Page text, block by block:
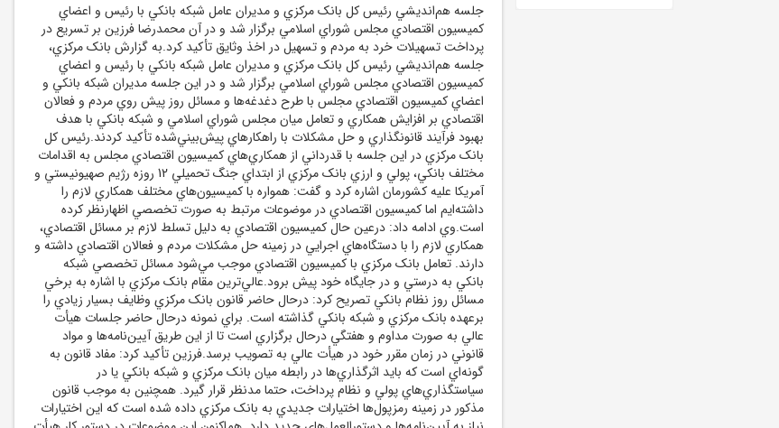
جلسه هم‌انديشي رئيس کل بانک مرکزي و مديران عامل شبکه بانکي با رئيس و اعضاي
کميسيون اقتصادي مجلس شوراي اسلامي برگزار شد و در آن محمدرضا فرزين بر تسريع در
پرداخت تسهيلات خرد به مردم و تسهيل در اخذ وثايق تأکيد کرد.به گزارش بانک مرکزي،
جلسه هم‌انديشي رئيس کل بانک مرکزي و مديران عامل شبکه بانکي با رئيس و اعضاي
کميسيون اقتصادي مجلس شوراي اسلامي برگزار شد و در اين جلسه مديران شبکه بانکي و
اعضاي کميسيون اقتصادي مجلس با طرح دغدغه‌ها و مسائل روز پيش روي مردم و فعالان
اقتصادي بر افزايش همکاري و تعامل ميان مجلس شوراي اسلامي و شبکه بانکي با هدف
بهبود فرآيند قانونگذاري و حل مشکلات با راهکارهاي پيش‌بيني‌شده تأکيد کردند.رئيس کل
بانک مرکزي در اين جلسه با قدرداني از همکاري‌هاي کميسيون اقتصادي مجلس به اقدامات
مختلف بانکي، پولي و ارزي بانک مرکزي از ابتداي جنگ تحميلي 12 روزه رژيم صهيونيستي و
آمريکا عليه کشورمان اشاره کرد و گفت: همواره با کميسيون‌هاي مختلف همکاري لازم را
داشته‌ايم اما کميسيون اقتصادي در موضوعات مرتبط به صورت تخصصي اظهارنظر کرده
است.وي ادامه داد: درعين حال کميسيون اقتصادي به دليل تسلط لازم بر مسائل اقتصادي،
همکاري لازم را با دستگاه‌هاي اجرايي در زمينه حل مشکلات مردم و فعالان اقتصادي داشته و
دارند. تعامل بانک مرکزي با کميسيون اقتصادي موجب مي‌شود مسائل تخصصي شبکه
بانکي به درستي و در جايگاه خود پيش برود.عالي‌ترين مقام بانک مرکزي با اشاره به برخي
مسائل روز نظام بانکي تصريح کرد: درحال حاضر قانون بانک مرکزي وظايف بسيار زيادي را
برعهده بانک مرکزي و شبکه بانکي گذاشته است. براي نمونه درحال حاضر جلسات هيأت
عالي به صورت مداوم و هفتگي درحال برگزاري است تا از اين طريق آيين‌نامه‌ها و مواد
قانوني در زمان مقرر خود در هيأت عالي به تصويب برسد.فرزين تأکيد کرد: مفاد قانون به
گونه‌اي است که بايد اثرگذاري‌ها در رابطه ميان بانک مرکزي و شبکه بانکي يا در
سياستگذاري‌هاي پولي و نظام پرداخت، حتما مدنظر قرار گيرد. همچنين به موجب قانون
مذکور در زمينه رمزپول‌ها اختيارات جديدي به بانک مرکزي داده شده است که اين اختيارات